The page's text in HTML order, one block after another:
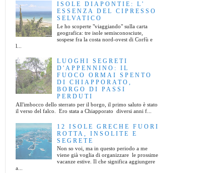
ISOLE DIAPONTIE: L'
ESSENZA DEL CIPRESSO
SELVATICO
Le ho scoperte "viaggiando" sulla carta
geografica: tre isole semisconosciute,
sospese fra la costa nord-ovest di Corfù e
l...
LUOGHI SEGRETI
D'APPENNINO: IL
FUOCO ORMAI SPENTO
DI CHIAPPORATO,
BORGO DI PASSI
PERDUTI
All'imbocco dello sterrato per il borgo, il primo saluto è stato
il verso del falco. Ero stata a Chiapporato diversi anni f...
12 ISOLE GRECHE FUORI
ROTTA, INSOLITE E
SEGRETE
Non so voi, ma in questo periodo a me
viene già voglia di organizzare le prossime
vacanze estive. Il che significa aggiungere
a...